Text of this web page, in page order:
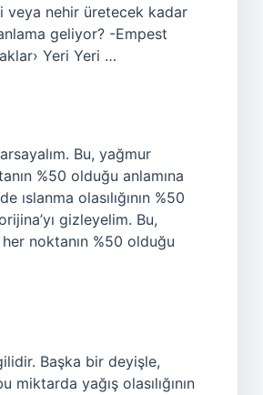
veya nehir üretecek kadar
geliyor? -Empest
Yeri Yeri …
Bu, yağmur
%50 olduğu anlamına
ıslanma olasılığının %50
gizleyelim. Bu,
noktanın %50 olduğu
Başka bir deyişle,
yağış olasılığının